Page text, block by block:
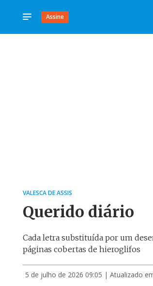
Assine
VALESCA DE ASSIS
Querido diário
Cada letra substituída por um
páginas cobertas de hieroglifos
5 de julho de 2026 09:05 | Atualizado